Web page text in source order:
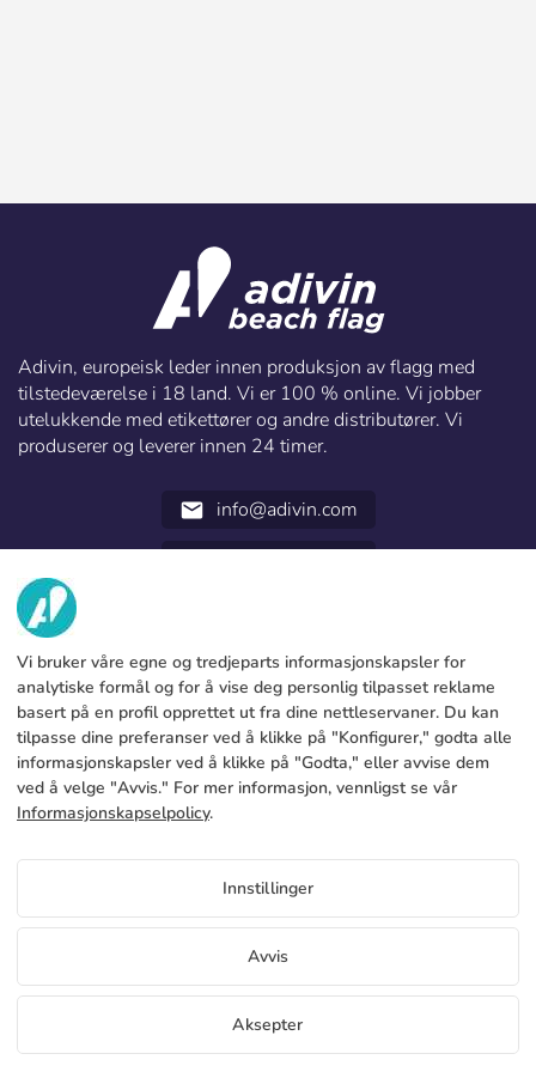
Flagg Factory info@adivin.com
Hvis du vil vite priser på Photocall Få tilgang til
Vis pris for distributører
Adivin, europeisk leder innen produksjon av flagg med
tilstedeværelse i 18 land. Vi er 100 % online. Vi jobber
utelukkende med etikettører og andre distributører. Vi
produserer og leverer innen 24 timer.
email info@adivin.com
OM OSS
Fabrikk
Kontakt oss
Blog
TJENESTER
Betalingsmetoder
Produksjon og levering
FAQs
JURIDISK INFORMASJON
Juridisk merknad
Generelle vilkår og betingelser
Retningslinjer for informasjonskapsler
Personvernregler
NO
C/ Generación 46-48 P.I. La Huertecilla 29196 Málaga Spania | S.A CIF
A93349777
Vi bruker våre egne og tredjeparts informasjonskapsler for
analytiske formål og for å vise deg personlig tilpasset reklame
basert på en profil opprettet ut fra dine nettleservaner. Du kan
tilpasse dine preferanser ved å klikke på "Konfigurer," godta alle
informasjonskapsler ved å klikke på "Godta," eller avvise dem
ved å velge "Avvis." For mer informasjon, vennligst se vår
Informasjonskapselpolicy.
Innstillinger
Avvis
Aksepter